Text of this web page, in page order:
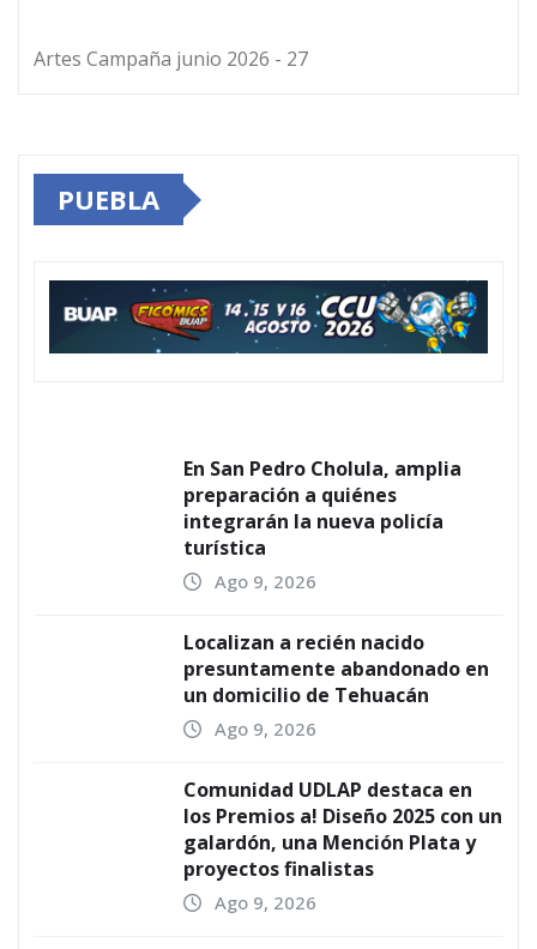
Artes Campaña junio 2026 - 27
PUEBLA
En San Pedro Cholula, amplia
preparación a quiénes
integrarán la nueva policía
turística
Ago 9, 2026
Localizan a recién nacido
presuntamente abandonado en
un domicilio de Tehuacán
Ago 9, 2026
Comunidad UDLAP destaca en
los Premios a! Diseño 2025 con un
galardón, una Mención Plata y
proyectos finalistas
Ago 9, 2026